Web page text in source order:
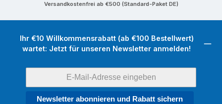
Versandkostenfrei ab €500 (Standard-Paket DE)
Ihr €10 Willkommensrabatt (ab €100 Bestellwert)
wartet: Jetzt für unseren Newsletter anmelden!
Newsletter abonnieren und Rabatt sichern